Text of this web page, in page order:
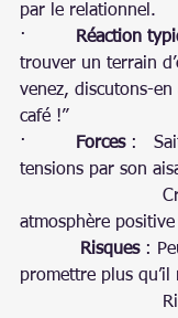
par le relationnel.
·
Réaction
trouver un terrain
venez, discutons-en
café !”
·
Forces :
tensions par son
atmosphère
           Risques
:
promettre plus qu’il